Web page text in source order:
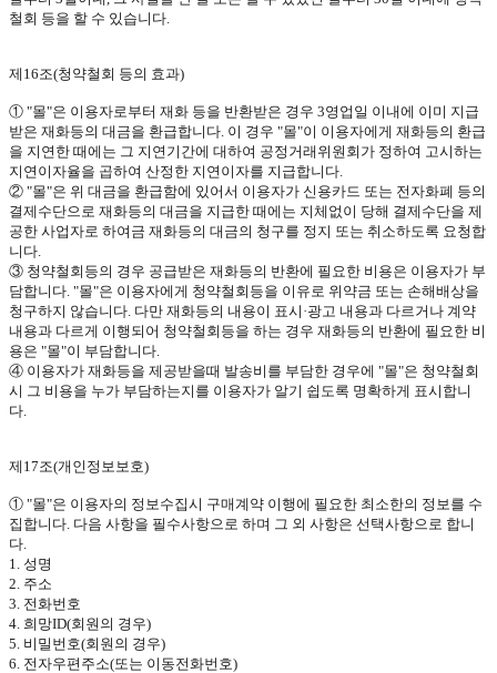
철회 등을 할 수 있습니다
제 16조(청약철회 등의 효과)
① "몰"은 이용자로부터 재화 등을 반환받은 경우 3영업일 이내에 이미 지급
받은 재화등의 대금을 환급합니다 이 경우 "몰"이 이용자에게 재화등의 환급
을 지연한 때에는 그 지연기간에 대하여 공정거래위원회가 정하여 고시하는
지연이자율을 곱하여 산정한 지연이자를 지급합니다
② "몰"은 위 대금을 환급함에 있어서 이용자가 신용카드 또는 전자화폐 등의
결제수단으로 재화등의 대금을 지급한 때에는 지체없이 당해 결제수단을 제
공한 사업자로 하여금 재화등의 대금의 청구를 정지 또는 취소하도록 요청합
니다
③ 청약철회등의 경우 공급받은 재화등의 반환에 필요한 비용은 이용자가 부
담합니다 . "몰"은 이용자에게 청약철회등을 이유로 위약금 또는 손해배상을
청구하지 않습니다 다만 재화등의 내용이 표시·광고 내용과 다르거나 계약
내용과 다르게 이행되어 청약철회등을 하는 경우 재화등의 반환에 필요한 비
용은 "몰"이 부담합니다
④ 이용자가 재화등을 제공받을때 발송비를 부담한 경우에 "몰"은 청약철회
시 그 비용을 누가 부담하는지를 이용자가 알기 쉽도록 명확하게 표시합니
다
제 17조(개인정보보호)
① "몰"은 이용자의 정보수집시 구매계약 이행에 필요한 최소한의 정보를 수
집합니다 다음 사항을 필수사항으로 하며 그 외 사항은 선택사항으로 합니
다
1. 성명
2. 주소
3. 전화번호
4. 희망ID(회원의 경우)
5. 비밀번호(회원의 경우)
6. 전자우편주소(또는 이동전화번호)